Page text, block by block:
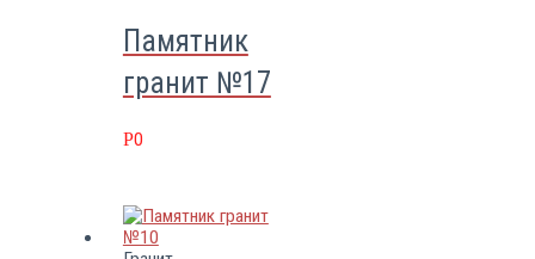
Памятник
гранит №17
Р0